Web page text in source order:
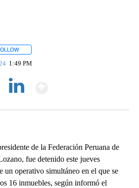
1:49 PM
de la Federación Peruana de
fue detenido este jueves
un operativo simultáneo en el que se
16 inmuebles, según informó el